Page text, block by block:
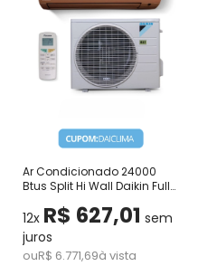
Ar Condicionado 24000
Btus Split Hi Wall Daikin Full
Quente e Frio 220V
12x R$ 627,01 sem
juros
ouR$ 6.771,69à vista